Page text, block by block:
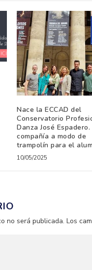
Nace la ECCAD del
Conservatorio
Danza José Espadero.
compañía a modo de
trampolín para el
10/05/2025
no será publicada. Los